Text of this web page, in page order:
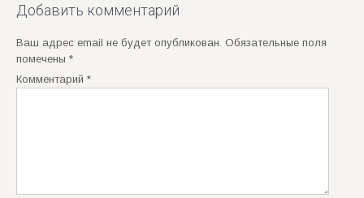
Добавить комментарий
Ваш адрес email не будет опубликован. Обязательные поля
помечены *
Комментарий *